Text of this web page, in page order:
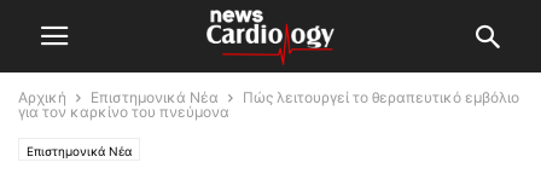
Αρχική Επιστημονικά Νέα
Πώς λειτουργεί το θεραπευτικό εμβόλιο
για τον καρκίνο του πνεύμονα
Επιστημονικά Νέα